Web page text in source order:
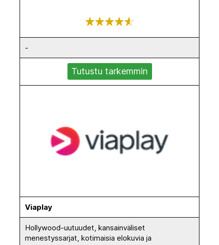
-
Tutustu tarkemmin
Viaplay
Hollywood-uutuudet, kansainväliset
menestyssarjat, kotimaisia elokuvia ja